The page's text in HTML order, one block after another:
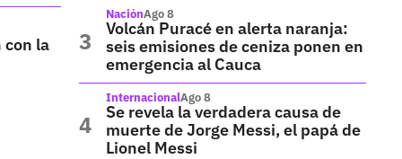
con la
NaciónAgo 8
Volcán Puracé en alerta naranja:
seis emisiones de ceniza ponen en
emergencia al Cauca
InternacionalAgo 8
Se revela la verdadera causa de
muerte de Jorge Messi, el papá de
Lionel Messi